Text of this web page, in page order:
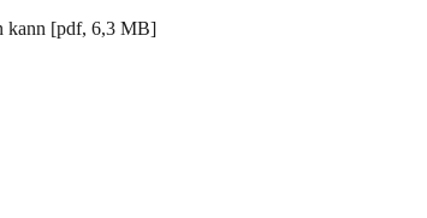
kann [pdf, 6,3 MB]